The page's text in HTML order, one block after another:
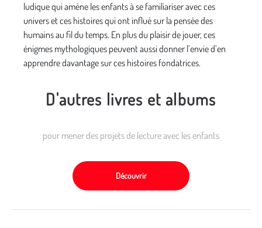
ludique qui amène les enfants à se familiariser avec ces
univers et ces histoires qui ont influé sur la pensée des
humains au fil du temps. En plus du plaisir de jouer, ces
énigmes mythologiques peuvent aussi donner l’envie d’en
apprendre davantage sur ces histoires fondatrices.
D'autres livres et albums
pour mener des projets de lecture avec les enfants
Découvrir